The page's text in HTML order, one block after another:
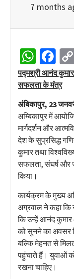
7 months
पद्मश्री आनंद
सफलता के मंत्र
अंबिकापुर, 23
अम्बिकापुर में
मार्गदर्शन और
देश के सुप्रसिद्ध
कुमार तथा
सफलता, संघर्ष और
किया।
कार्यक्रम के मुख्य
अग्रवाल ने कहा कि
कि उन्हें आनंद कुमार
को सुनने का अवसर
बल्कि मेहनत से
पहुंचाते हैं। युवाओं
रखना चाहिए।